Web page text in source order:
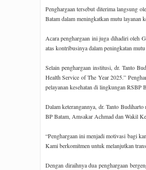
Penghargaan tersebut diterima langsung
Batam dalam meningkatkan mutu layanan
Acara penghargaan ini juga dihadiri oleh
atas kontribusinya dalam peningkatan
Selain penghargaan institusi, dr. Tanto
Health Service of The Year 2025.”
pelayanan kesehatan di lingkungan RSBP
Dalam keterangannya, dr. Tanto
BP Batam, Amsakar Achmad dan Wakil
“Penghargaan ini menjadi motivasi bagi
Kami berkomitmen untuk melanjutkan
Dengan diraihnya dua penghargaan